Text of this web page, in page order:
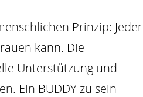
Prinzip: Jeder
kann. Die
Unterstützung und
Ein BUDDY zu sein